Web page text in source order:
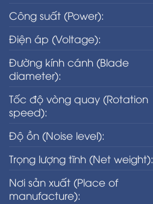
Công suất (Power):
Điện áp (Voltage):
Đường kính cánh (Blade
diameter):
Tốc độ vòng quay (Rotation
speed):
Độ ồn (Noise level):
Trọng lượng tĩnh (Net weight):
Nơi sản xuất (Place of
manufacture):